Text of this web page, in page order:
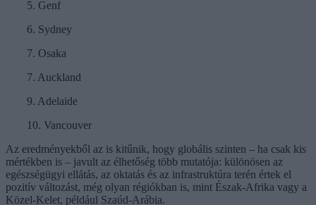
5. Genf
6. Sydney
7. Osaka
7. Auckland
9. Adelaide
10. Vancouver
Az eredményekből az is kitűnik, hogy globális szinten – ha csak kis
mértékben is – javult az élhetőség több mutatója: különösen az
egészségügyi ellátás, az oktatás és az infrastruktúra terén értek el
pozitív változást, még olyan régiókban is, mint Észak-Afrika vagy a
Közel-Kelet, például Szaúd-Arábia.